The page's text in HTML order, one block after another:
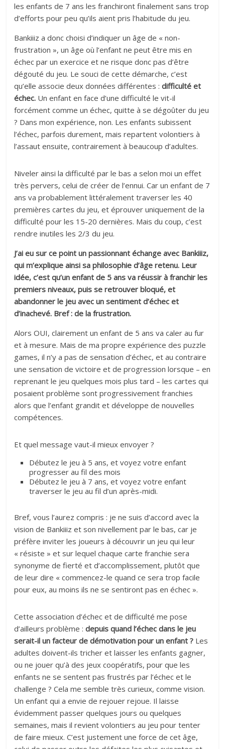
les enfants de 7 ans les franchiront finalement sans trop
d’efforts pour peu qu’ils aient pris l’habitude du jeu.
Bankiiiz a donc choisi d’indiquer un âge de « non-
frustration », un âge où l’enfant ne peut être mis en
échec par un exercice et ne risque donc pas d’être
dégouté du jeu. Le souci de cette démarche, c’est
qu’elle associe deux données différentes :difficulté et
échec. Un enfant en face d’une difficulté le vit-il
forcément comme un échec, quitte à se dégoûter du jeu
? Dans mon expérience, non. Les enfants subissent
l’échec, parfois durement, mais repartent volontiers à
l’assaut ensuite, contrairement à beaucoup d’adultes.
Niveler ainsi la difficulté par le bas a selon moi un effet
très pervers, celui de créer de l’ennui. Car un enfant de 7
ans va probablement littéralement traverser les 40
premières cartes du jeu, et éprouver uniquement de la
difficulté pour les 15-20 dernières. Mais du coup, c’est
rendre inutiles les 2/3 du jeu.
J’ai eu sur ce point un passionnant échange avec Bankiiiz,
qui m’explique ainsi sa philosophie d’âge retenu. Leur
idée, c’est qu’un enfant de 5 ans va réussir à franchir les
premiers niveaux, puis se retrouver bloqué, et
abandonner le jeu avec un sentiment d’échec et
d’inachevé. Bref : de la frustration.
Alors OUI, clairement un enfant de 5 ans va caler au fur
et à mesure. Mais de ma propre expérience des puzzle
games, il n’y a pas de sensation d’échec, et au contraire
une sensation de victoire et de progression lorsque – en
reprenant le jeu quelques mois plus tard – les cartes qui
posaient problème sont progressivement franchies
alors que l’enfant grandit et développe de nouvelles
compétences.
Et quel message vaut-il mieux envoyer ?
Débutez le jeu à 5 ans, et voyez votre enfant
progresser au fil des mois
Débutez le jeu à 7 ans, et voyez votre enfant
traverser le jeu au fil d’un après-midi.
Bref, vous l’aurez compris : je ne suis d’accord avec la
vision de Bankiiiz et son nivellement par le bas, car je
préfère inviter les joueurs à découvrir un jeu qui leur
« résiste » et sur lequel chaque carte franchie sera
synonyme de fierté et d’accomplissement, plutôt que
de leur dire « commencez-le quand ce sera trop facile
pour eux, au moins ils ne se sentiront pas en échec ».
Cette association d’échec et de difficulté me pose
d’ailleurs problème :depuis quand l’échec dans le jeu
serait-il un facteur de démotivation pour un enfant ? Les
adultes doivent-ils tricher et laisser les enfants gagner,
ou ne jouer qu’à des jeux coopératifs, pour que les
enfants ne se sentent pas frustrés par l’échec et le
challenge ? Cela me semble très curieux, comme vision.
Un enfant qui a envie de rejouer rejoue. Il laisse
évidemment passer quelques jours ou quelques
semaines, mais il revient volontiers au jeu pour tenter
de faire mieux. C’est justement une force de cet âge,